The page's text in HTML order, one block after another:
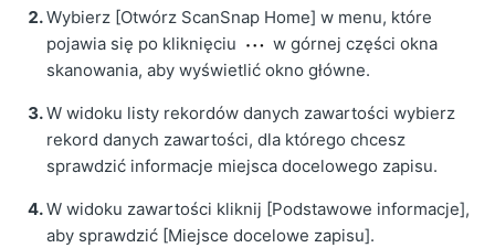
Wybierz [Otwórz ScanSnap Home] w menu, które
pojawia się po kliknięciu
w górnej części okna
skanowania, aby wyświetlić okno główne.
W widoku listy rekordów danych zawartości wybierz
rekord danych zawartości, dla którego chcesz
sprawdzić informacje miejsca docelowego zapisu.
W widoku zawartości kliknij [Podstawowe informacje],
aby sprawdzić [Miejsce docelowe zapisu].